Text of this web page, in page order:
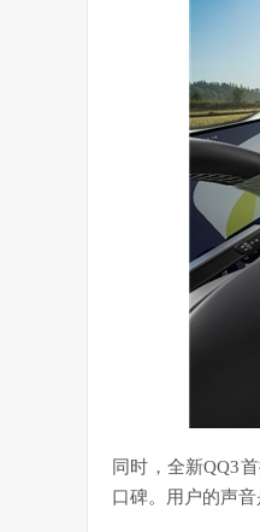
同时，全新QQ3
口碑。用户的声